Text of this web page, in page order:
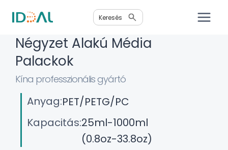
tartalomra
Keresés
Négyzet Alakú Média
Palackok
Kína professzionális gyártó
Anyag:PET/PETG/PC
Kapacitás:25ml-1000ml
(0.8oz-33.8oz)